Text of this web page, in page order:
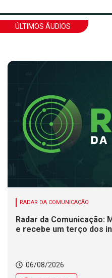
ÚLTIMOS ÁUDIOS
RADAR DA COMUNICAÇÃO
Radar da Comunicação:
e recebe um terço dos
06/08/2026